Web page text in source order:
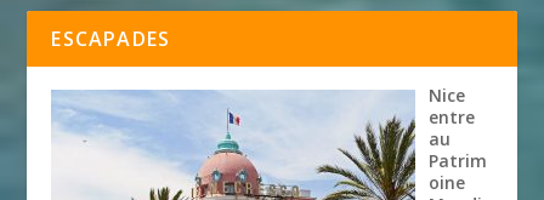
ESCAPADES
Nice
entre
au
Patrim
oine